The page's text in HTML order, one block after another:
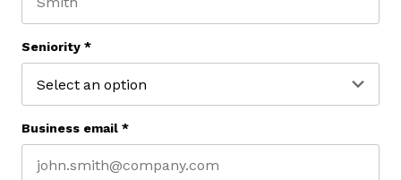
Seniority *
Business email *